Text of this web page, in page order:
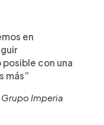
en
con una
más”
Imperia